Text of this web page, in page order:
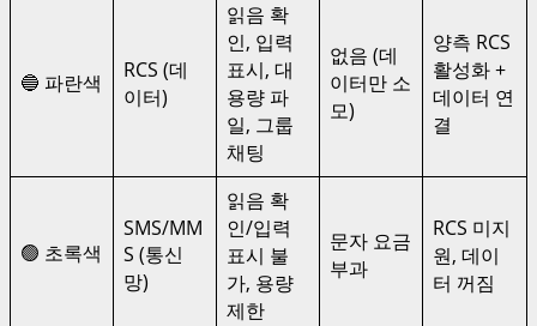
🔵 파란색
RCS (데
이터)
읽음 확
인, 입력
표시, 대
용량 파
일, 그룹
채팅
없음 (데
이터만 소
모)
양측 RCS
활성화 +
데이터 연
결
🟢 초록색
SMS/MM
S (통신
망)
읽음 확
인/입력
표시 불
가, 용량
제한
문자 요금
부과
RCS 미지
원, 데이
터 꺼짐